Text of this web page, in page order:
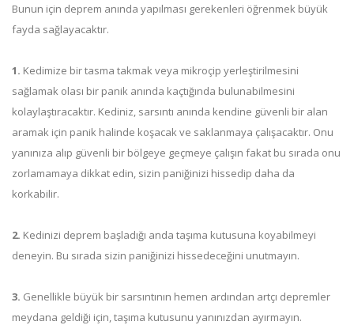
Bunun için deprem anında yapılması gerekenleri öğrenmek büyük
fayda sağlayacaktır.
1. Kedimize bir tasma takmak veya mikroçip yerleştirilmesini
sağlamak olası bir panik anında kaçtığında bulunabilmesini
kolaylaştıracaktır. Kediniz, sarsıntı anında kendine güvenli bir alan
aramak için panik halinde koşacak ve saklanmaya çalışacaktır. Onu
yanınıza alıp güvenli bir bölgeye geçmeye çalışın fakat bu sırada onu
zorlamamaya dikkat edin, sizin paniğinizi hissedip daha da
korkabilir.
2. Kedinizi deprem başladığı anda taşıma kutusuna koyabilmeyi
deneyin. Bu sırada sizin paniğinizi hissedeceğini unutmayın.
3. Genellikle büyük bir sarsıntının hemen ardından artçı depremler
meydana geldiği için, taşıma kutusunu yanınızdan ayırmayın.